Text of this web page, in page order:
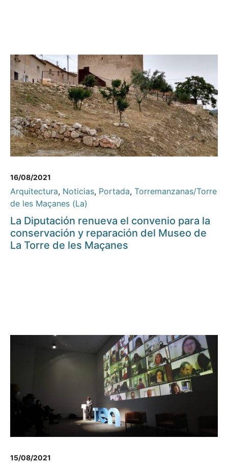
16/08/2021
Arquitectura, Noticias, Portada, Torremanzanas/Torre
de les Maçanes (La)
La Diputación renueva el convenio para la
conservación y reparación del Museo de
La Torre de les Maçanes
15/08/2021